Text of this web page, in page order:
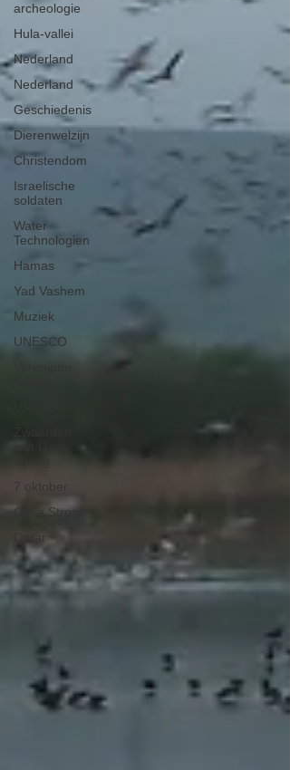
archeologie
Hula-vallei
Nederland
Nederland
Geschiedenis
Dierenwelzijn
Christendom
Israelische
soldaten
Water
Technologien
Hamas
Yad Vashem
Muziek
UNESCO
7 oktober
Gaza Strook